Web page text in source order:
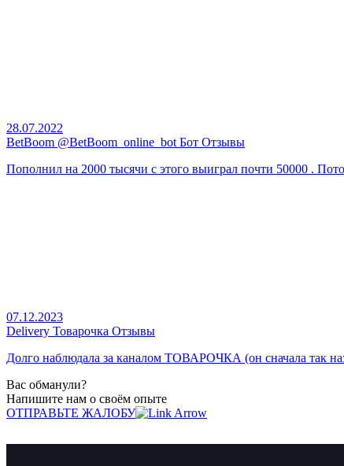
28.07.2022
BetBoom @BetBoom_online_bot Бот Отзывы
Пополнил на 2000 тысячи с этого выиграл почти 50000 .
07.12.2023
Delivery Товарочка Отзывы
Долго наблюдала за каналом ТОВАРОЧКА (он сначала так
Вас обманули?
Напишите нам о своём опыте
ОТПРАВЬТЕ ЖАЛОБУ